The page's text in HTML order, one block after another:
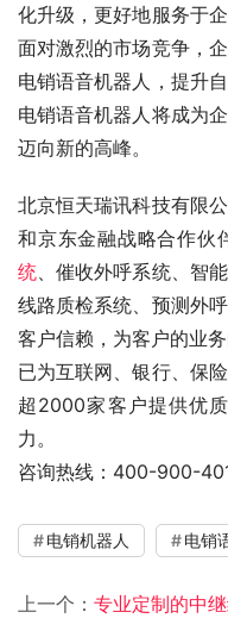
化升级，更好地服务于
面对激烈的市场竞争，
电销语音机器人，提升
电销语音机器人将成为
迈向新的高峰。
北京恒天瑞讯科技有限
和京东金融战略合作伙
统、催收外呼系统、智
线路质检系统、预测外
客户信赖，为客户的业
已为互联网、银行、保
超2000家客户提供优
力。
咨询热线：400-900-
电销机器人 电销
上一个： 专业定制的中继